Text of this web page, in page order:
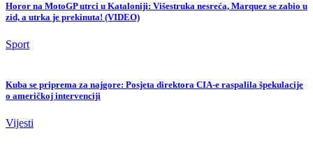
Horor na MotoGP utrci u Kataloniji: Višestruka nesreća, Marquez se zabio u
zid, a utrka je prekinuta! (VIDEO)
Sport
Kuba se priprema za najgore: Posjeta direktora CIA-e raspalila špekulacije
o američkoj intervenciji
Vijesti